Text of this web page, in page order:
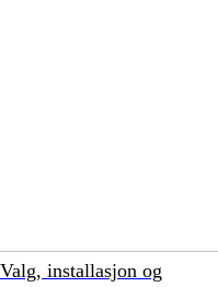
installasjon og